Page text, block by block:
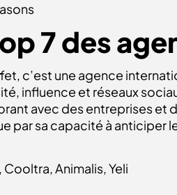
7 des
c’est une agence
influence et réseaux
avec des entreprises et
par sa capacité à anticiper
Animalis, Yeli